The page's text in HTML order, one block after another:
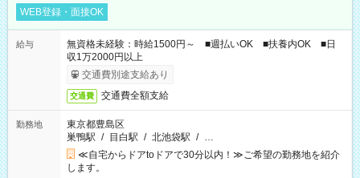
WEB登録・面接OK
給与
無資格未経験：時給1500円～ ■週払いOK ■扶養内OK ■日
収1万2000円以上
交通費別途支給あり
交通費 交通費全額支給
勤務地
東京都豊島区
巣鴨駅 / 目白駅 / 北池袋駅 / …
≪自宅からドアtoドアで30分以内！≫ご希望の勤務地を紹介
します。